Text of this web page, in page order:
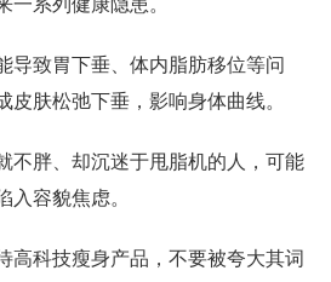
一系列健康隐患。
导致胃下垂、体内脂肪移位等问
皮肤松弛下垂，影响身体曲线。
不胖、却沉迷于甩脂机的人，可能
入容貌焦虑。
高科技瘦身产品，不要被夸大其词